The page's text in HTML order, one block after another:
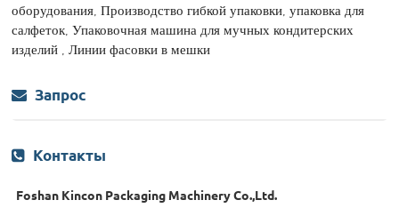
оборудования, Производство гибкой упаковки, упаковка для
салфеток, Упаковочная машина для мучных кондитерских
изделий , Линии фасовки в мешки
Запрос
Контакты
Foshan Kincon Packaging Machinery Co.,Ltd.